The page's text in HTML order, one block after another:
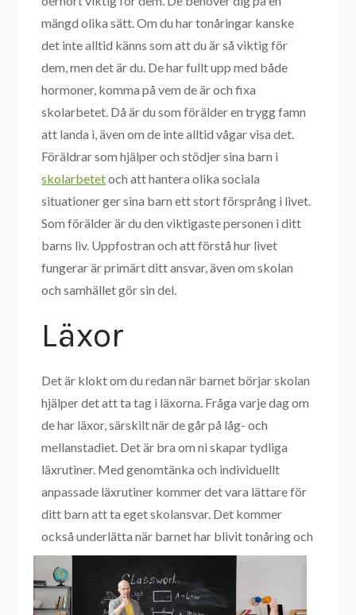
mängd olika sätt. Om du har tonåringar kanske
det inte alltid känns som att du är så viktig för
dem, men det är du. De har fullt upp med både
hormoner, komma på vem de är och fixa
skolarbetet. Då är du som förälder en trygg famn
att landa i, även om de inte alltid vågar visa det.
Föräldrar som hjälper och stödjer sina barn i
skolarbetetoch att hantera olika sociala
situationer ger sina barn ett stort försprång i livet.
Som förälder är du den viktigaste personen i ditt
barns liv. Uppfostran och att förstå hur livet
fungerar är primärt ditt ansvar, även om skolan
och samhället gör sin del.
Läxor
Det är klokt om du redan när barnet börjar skolan
hjälper det att ta tag i läxorna. Fråga varje dag om
de har läxor, särskilt när de går på låg- och
mellanstadiet. Det är bra om ni skapar tydliga
läxrutiner. Med genomtänka och individuellt
anpassade läxrutiner kommer det vara lättare för
ditt barn att ta eget skolansvar. Det kommer
också underlätta när barnet har blivit tonåring och